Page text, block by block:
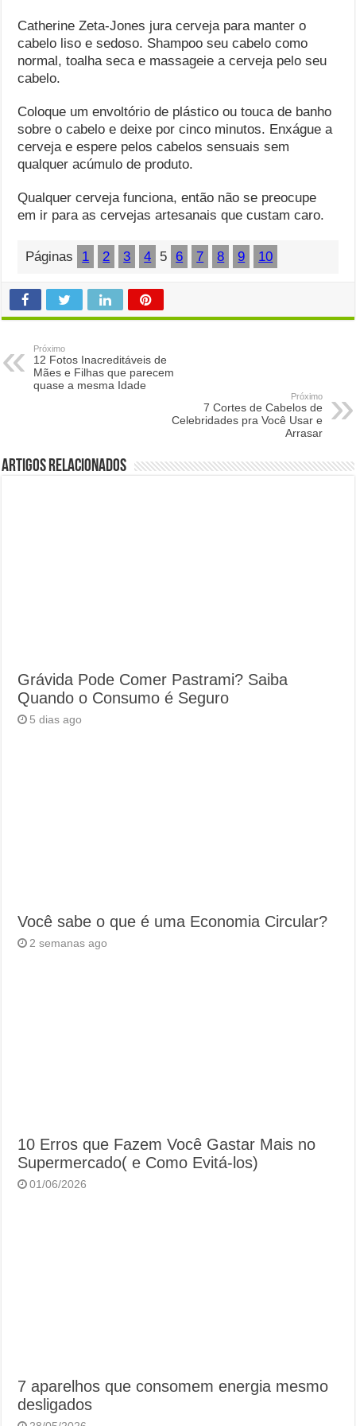
Catherine Zeta-Jones jura cerveja para manter o
cabelo liso e sedoso. Shampoo seu cabelo como
normal, toalha seca e massageie a cerveja pelo seu
cabelo.
Coloque um envoltório de plástico ou touca de banho
sobre o cabelo e deixe por cinco minutos. Enxágue a
cerveja e espere pelos cabelos sensuais sem
qualquer acúmulo de produto.
Qualquer cerveja funciona, então não se preocupe
em ir para as cervejas artesanais que custam caro.
Páginas 1 2 3 4 5 6 7 8 9 10
Próximo
12 Fotos Inacreditáveis ​​de
Mães e Filhas que parecem
quase a mesma Idade
Próximo
7 Cortes de Cabelos de
Celebridades pra Você Usar e
Arrasar
Artigos Relacionados
Grávida Pode Comer Pastrami? Saiba
Quando o Consumo é Seguro
5 dias ago
Você sabe o que é uma Economia Circular?
2 semanas ago
10 Erros que Fazem Você Gastar Mais no
Supermercado( e Como Evitá-los)
01/06/2026
7 aparelhos que consomem energia mesmo
desligados